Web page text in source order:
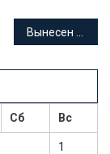
Сб Вс
1